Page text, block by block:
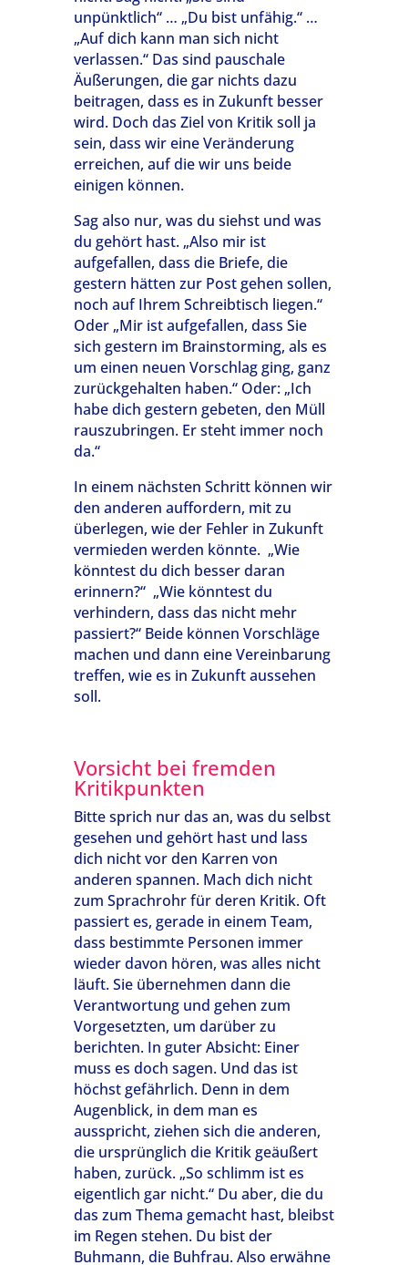
unpünktlich“ … „Du bist unfähig.“ …
„Auf dich kann man sich nicht
verlassen.“ Das sind pauschale
Äußerungen, die gar nichts dazu
beitragen, dass es in Zukunft besser
wird. Doch das Ziel von Kritik soll ja
sein, dass wir eine Veränderung
erreichen, auf die wir uns beide
einigen können.
Sag also nur, was du siehst und was
du gehört hast. „Also mir ist
aufgefallen, dass die Briefe, die
gestern hätten zur Post gehen sollen,
noch auf Ihrem Schreibtisch liegen.“
Oder „Mir ist aufgefallen, dass Sie
sich gestern im Brainstorming, als es
um einen neuen Vorschlag ging, ganz
zurückgehalten haben.“ Oder: „Ich
habe dich gestern gebeten, den Müll
rauszubringen. Er steht immer noch
da.“
In einem nächsten Schritt können wir
den anderen auffordern, mit zu
überlegen, wie der Fehler in Zukunft
vermieden werden könnte. „Wie
könntest du dich besser daran
erinnern?“ „Wie könntest du
verhindern, dass das nicht mehr
passiert?“ Beide können Vorschläge
machen und dann eine Vereinbarung
treffen, wie es in Zukunft aussehen
soll.
Vorsicht bei fremden
Kritikpunkten
Bitte sprich nur das an, was du selbst
gesehen und gehört hast und lass
dich nicht vor den Karren von
anderen spannen. Mach dich nicht
zum Sprachrohr für deren Kritik. Oft
passiert es, gerade in einem Team,
dass bestimmte Personen immer
wieder davon hören, was alles nicht
läuft. Sie übernehmen dann die
Verantwortung und gehen zum
Vorgesetzten, um darüber zu
berichten. In guter Absicht: Einer
muss es doch sagen. Und das ist
höchst gefährlich. Denn in dem
Augenblick, in dem man es
ausspricht, ziehen sich die anderen,
die ursprünglich die Kritik geäußert
haben, zurück. „So schlimm ist es
eigentlich gar nicht.“ Du aber, die du
das zum Thema gemacht hast, bleibst
im Regen stehen. Du bist der
Buhmann, die Buhfrau. Also erwähne